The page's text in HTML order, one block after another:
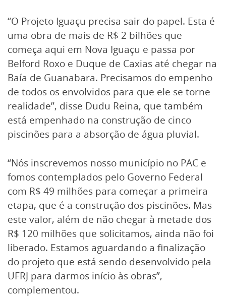
“O Projeto Iguaçu precisa sair do papel. Esta é
uma obra de mais de R$ 2 bilhões que
começa aqui em Nova Iguaçu e passa por
Belford Roxo e Duque de Caxias até chegar na
Baía de Guanabara. Precisamos do empenho
de todos os envolvidos para que ele se torne
realidade”, disse Dudu Reina, que também
está empenhado na construção de cinco
piscinões para a absorção de água pluvial.
“Nós inscrevemos nosso município no PAC e
fomos contemplados pelo Governo Federal
com R$ 49 milhões para começar a primeira
etapa, que é a construção dos piscinões. Mas
este valor, além de não chegar à metade dos
R$ 120 milhões que solicitamos, ainda não foi
liberado. Estamos aguardando a finalização
do projeto que está sendo desenvolvido pela
UFRJ para darmos início às obras”,
complementou.